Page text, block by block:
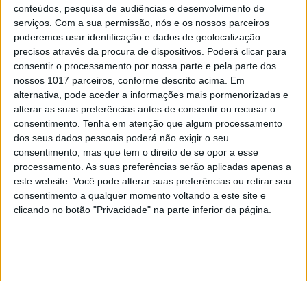
conteúdos, pesquisa de audiências e desenvolvimento de
serviços. Com a sua permissão, nós e os nossos parceiros
poderemos usar identificação e dados de geolocalização
precisos através da procura de dispositivos. Poderá clicar para
consentir o processamento por nossa parte e pela parte dos
nossos 1017 parceiros, conforme descrito acima. Em
alternativa, pode aceder a informações mais pormenorizadas e
alterar as suas preferências antes de consentir ou recusar o
consentimento. Tenha em atenção que algum processamento
dos seus dados pessoais poderá não exigir o seu
consentimento, mas que tem o direito de se opor a esse
processamento. As suas preferências serão aplicadas apenas a
este website. Você pode alterar suas preferências ou retirar seu
consentimento a qualquer momento voltando a este site e
clicando no botão "Privacidade" na parte inferior da página.
SOCIEDADE EXCLUSIVO
Covas do Barroso: A luta por um